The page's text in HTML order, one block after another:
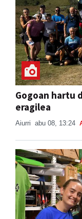
Gogoan hartu
eragilea
Aiurri abu 08, 13:24